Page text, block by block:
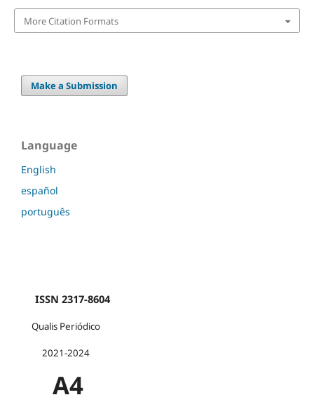
More Citation Formats
Make a Submission
Language
English
español
português
ISSN 2317-8604
Qualis Periódico
2021-2024
A4